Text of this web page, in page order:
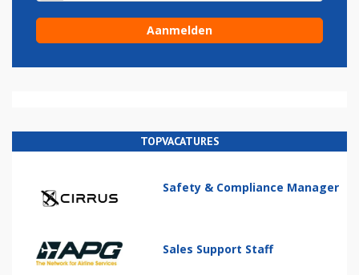
TOPVACATURES
Safety & Compliance Manager
Sales Support Staff